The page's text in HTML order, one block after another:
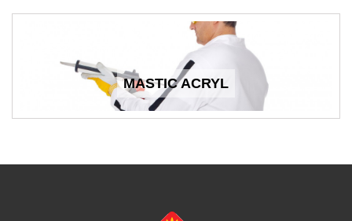
MASTIC ACRYL